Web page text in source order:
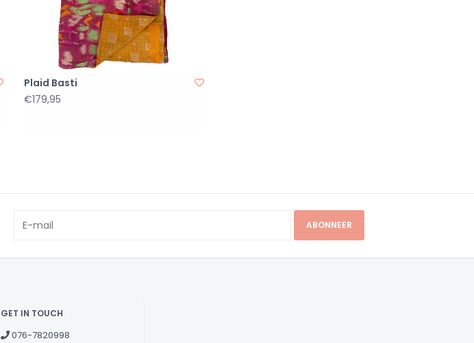
Plaid Basti
€179,95
ABONNEER
GET IN TOUCH
076-7820998